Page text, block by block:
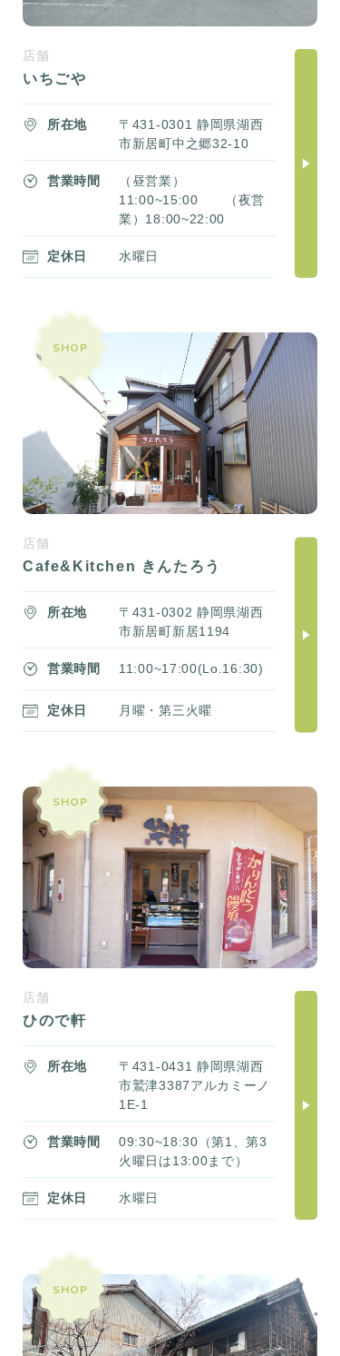
店舗
いちごや
所在地
〒431-0301 静岡県湖西
市新居町中之郷32-10
営業時間
（昼営業）
11:00~15:00 （夜営
業）18:00~22:00
定休日 水曜日
SHOP
店舗
Cafe&Kitchen きんたろう
所在地
〒431-0302 静岡県湖西
市新居町新居1194
営業時間 11:00~17:00(Lo.16:30)
定休日 月曜・第三火曜
SHOP
店舗
ひので軒
所在地
〒431-0431 静岡県湖西
市鷲津3387アルカミーノ
1E-1
営業時間
09:30~18:30（第1、第3
火曜日は13:00まで）
定休日 水曜日
SHOP